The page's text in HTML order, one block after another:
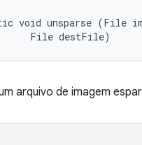
void unsparse (File
File destFile)
arquivo de imagem